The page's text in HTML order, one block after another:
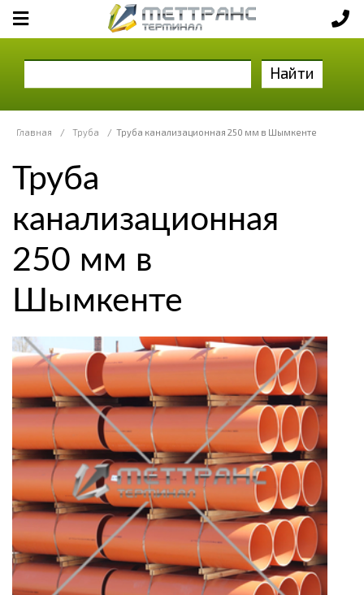
Найти
Главная / Труба / Труба канализационная 250 мм в Шымкенте
Труба
канализационная
250 мм в
Шымкенте